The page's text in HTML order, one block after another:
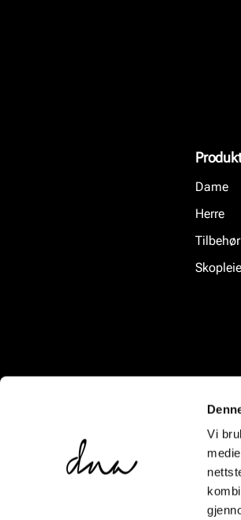
Vi
Dame
Herre
Tilbehør
Skopleie